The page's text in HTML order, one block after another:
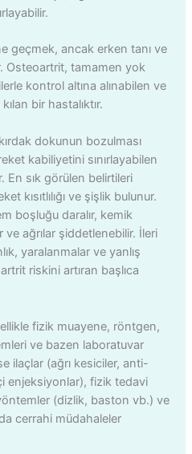
geçmek, ancak erken tanı ve
Osteoartrit, tamamen yok
kontrol altına alınabilen ve
bir hastalıktır.
dokunun bozulması
kabiliyetini sınırlayabilen
En sık görülen belirtileri
kısıtlılığı ve şişlik bulunur.
boşluğu daralır, kemik
ve ağrılar şiddetlenebilir. İleri
yaralanmalar ve yanlış
riskini artıran başlıca
fizik muayene, röntgen,
ve bazen laboratuvar
ilaçlar (ağrı kesiciler, anti-
enjeksiyonlar), fizik tedavi
(dizlik, baston vb.) ve
cerrahi müdahaleler